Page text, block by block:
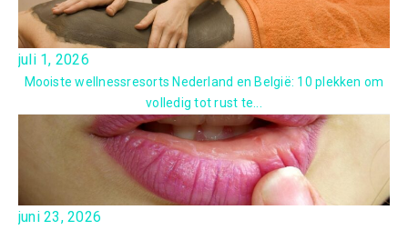
juli 1, 2026
Mooiste wellnessresorts Nederland en België: 10 plekken om
volledig tot rust te...
juni 23, 2026